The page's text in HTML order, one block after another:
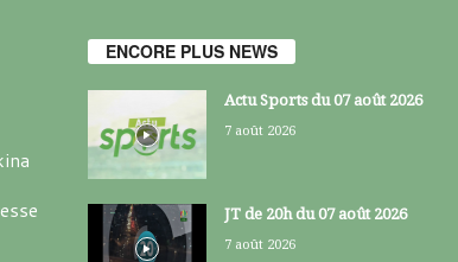
ENCORE PLUS NEWS
Actu Sports du 07 août 2026
7 août 2026
JT de 20h du 07 août 2026
7 août 2026